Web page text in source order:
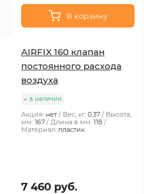
В корзину
AIRFIX 160 клапан
постоянного расхода
воздуха
в наличии
Акция: нет Вес, кг: 0.37
Высота,
мм: 167 Длина в мм: 118
Материал: пластик
7 460 руб.